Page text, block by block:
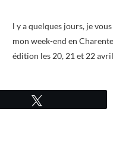
mon week-end en
édition les 20, 21 et 22